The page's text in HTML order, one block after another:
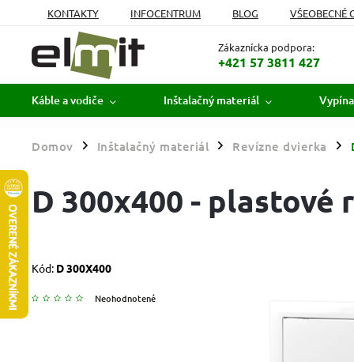
KONTAKTY INFOCENTRUM BLOG VŠEOBECNÉ
MOJA OBJEDNÁVKA
Zákaznícka podpora:
+421 57 3811 427
Káble a vodiče Inštalačný materiál
Domov / Inštalačný materiál / Revízne dvierka /
D 300x400 - plastové
Kód: D 300X400
Neohodnotené